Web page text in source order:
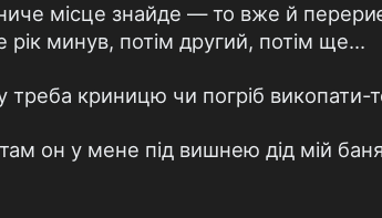
місце знайде — то вже й
рік минув, потім другий, потім ще…
треба криницю чи погріб викопати-
он у мене під вишнею дід мій